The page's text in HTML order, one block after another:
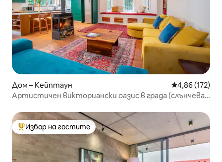
Дом – Кейптаун Средна
4,86 (172)
Артистичен викториански оазис в града (слънчева
Най-популярен избор на гостите
Избор на гостите